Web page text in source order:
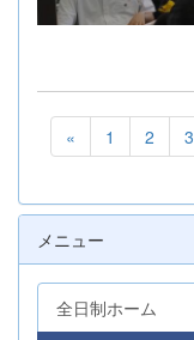
« 1 2 3
メニュー
全日制ホーム